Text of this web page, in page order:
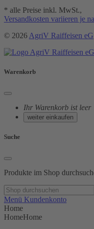
* alle Preise inkl. MwSt.,
Versandkosten variieren je
© 2026 AgriV Raiffeisen eG
Warenkorb
Ihr Warenkorb ist leer
weiter einkaufen
Suche
Produkte im Shop
Menü Kundenkonto
Home
HomeHome